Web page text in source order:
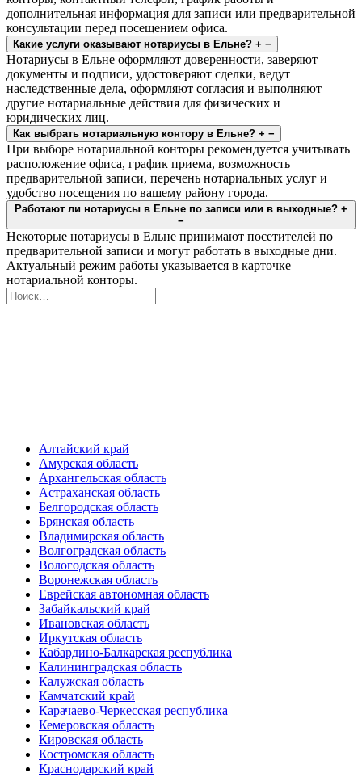
дополнительная информация для записи или предварительной
консультации перед посещением офиса.
Какие услуги оказывают нотариусы в Ельне? + −
Нотариусы в Ельне оформляют доверенности, заверяют
документы и подписи, удостоверяют сделки, ведут
наследственные дела, оформляют согласия и выполняют
другие нотариальные действия для физических и
юридических лиц.
Как выбрать нотариальную контору в Ельне? + −
При выборе нотариальной конторы рекомендуется учитывать
расположение офиса, график приема, возможность
предварительной записи, перечень нотариальных услуг и
удобство посещения по вашему району города.
Работают ли нотариусы в Ельне по записи или в выходные? +
−
Некоторые нотариусы в Ельне принимают посетителей по
предварительной записи и могут работать в выходные дни.
Актуальный режим работы указывается в карточке
нотариальной конторы.
Алтайский край
Амурская область
Архангельская область
Астраханская область
Белгородская область
Брянская область
Владимирская область
Волгоградская область
Вологодская область
Воронежская область
Еврейская автономная область
Забайкальский край
Ивановская область
Иркутская область
Кабардино-Балкарская республика
Калининградская область
Калужская область
Камчатский край
Карачаево-Черкесская республика
Кемеровская область
Кировская область
Костромская область
Краснодарский край